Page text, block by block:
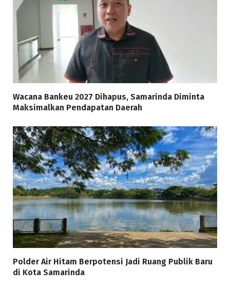
Wacana Bankeu 2027 Dihapus, Samarinda Diminta
Maksimalkan Pendapatan Daerah
Polder Air Hitam Berpotensi Jadi Ruang Publik Baru
di Kota Samarinda